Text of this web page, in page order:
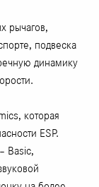
рычагов,
подвеска
динамику
которая
ESP.
Basic,